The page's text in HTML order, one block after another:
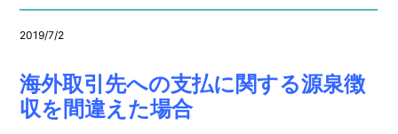
2019/7/2
海外取引先への支払に関する源泉徴
収を間違えた場合